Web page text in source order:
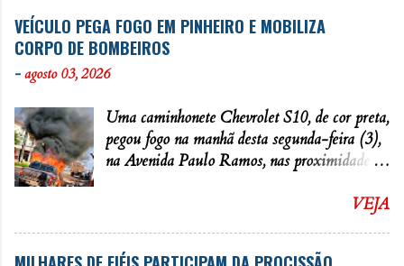
VEÍCULO PEGA FOGO EM PINHEIRO E MOBILIZA
CORPO DE BOMBEIROS
-agosto 03, 2026
Uma caminhonete Chevrolet S10, de cor preta,
pegou fogo na manhã desta segunda-feira (3),
na Avenida Paulo Ramos, nas proximidades
um dos principais acessos de entrada e saída
apuradas pela redação do Blog do Castro , o
VEJA